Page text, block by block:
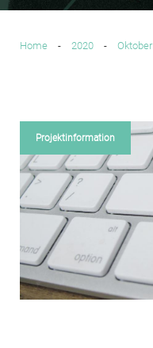
Home - 2020 - Oktober
Tag:
20.
Oktober
2020
Projektinformation